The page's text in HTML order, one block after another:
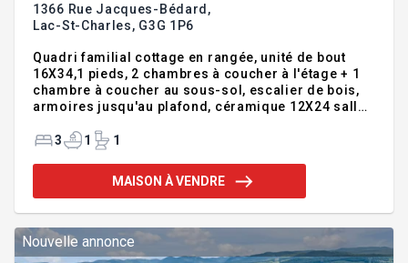
1366 Rue Jacques-Bédard,
Lac-St-Charles, G3G 1P6
Quadri familial cottage en rangée, unité de bout
16X34,1 pieds, 2 chambres à coucher à l'étage + 1
chambre à coucher au sous-sol, escalier de bois,
armoires jusqu'au plafond, céramique 12X24 salle
bain auto portant, installation laveuse-sécheuse au
Nouveaux lots à venir. Addenda :Inclusions :Voir
plans et devis, garantie maison neuve.Exclusions
3 1 1
MAISON À VENDRE
Nouvelle annonce